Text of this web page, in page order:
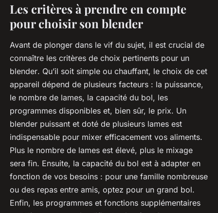
Les critères à prendre en compte
pour choisir son blender
Avant de plonger dans le vif du sujet, il est crucial de
connaître les critères de choix pertinents pour un
blender. Qu’il soit simple ou chauffant, le choix de cet
appareil dépend de plusieurs facteurs : la puissance,
le nombre de lames, la capacité du bol, les
programmes disponibles et, bien sûr, le prix. Un
blender puissant et doté de plusieurs lames est
indispensable pour mixer efficacement vos aliments.
Plus le nombre de lames est élevé, plus le mixage
sera fin. Ensuite, la capacité du bol est à adapter en
fonction de vos besoins : pour une famille nombreuse
ou des repas entre amis, optez pour un grand bol.
Enfin, les programmes et fonctions supplémentaires